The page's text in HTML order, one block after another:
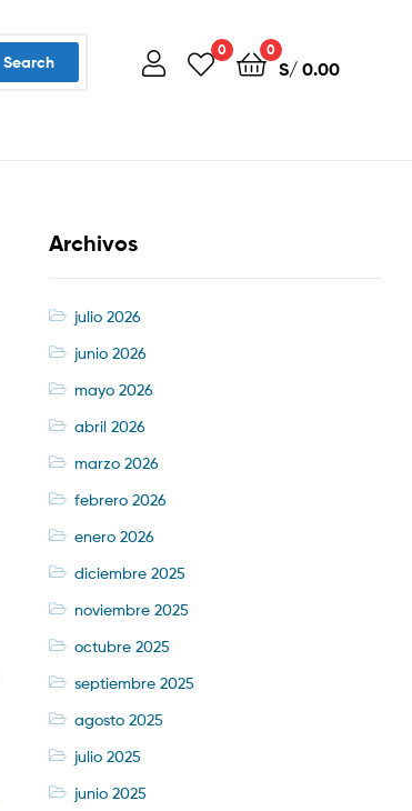
Search
0 0
S/0.00
Archivos
julio 2026
junio 2026
mayo 2026
abril 2026
marzo 2026
febrero 2026
enero 2026
diciembre 2025
noviembre 2025
octubre 2025
septiembre 2025
agosto 2025
julio 2025
junio 2025